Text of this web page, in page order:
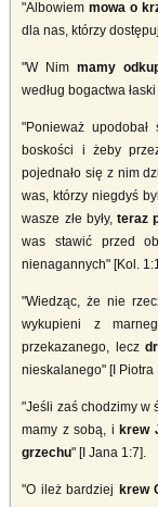
"Albowiemmowa o
dla nas, którzy
"W Nimmamy
według bogactwa
"Ponieważ
boskości i żeby
pojednało się z nim
was, którzy niegdyś
wasze złe były,teraz
was stawić przed
nienagannych" [Kol.
"Wiedząc, że nie
wykupieni z
przekazanego, lecz
nieskalanego" [I Piotra
"Jeśli zaś chodzimy w
mamy z sobą, i krew
grzechu" [I Jana 1:7].
"O ileż bardziej krew